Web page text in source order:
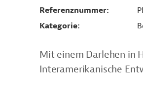
Referenznummer
Kategorie
Mit einem Darlehen in
Interamerikanische